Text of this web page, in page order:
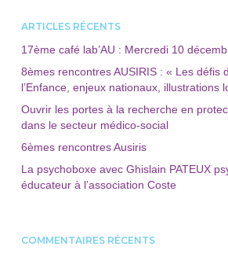
ARTICLES RÉCENTS
17ème café lab’AU : Mercredi 10
8èmes rencontres AUSIRIS : « Les défis
l’Enfance, enjeux nationaux, illustrations
Ouvrir les portes à la recherche en
dans le secteur médico-social
6èmes rencontres Ausiris
La psychoboxe avec Ghislain PATEUX
éducateur à l’association Coste
COMMENTAIRES RÉCENTS